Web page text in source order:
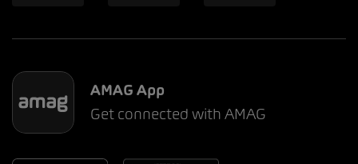
AMAG App
Get connected with AMAG